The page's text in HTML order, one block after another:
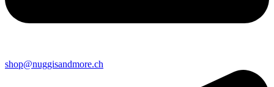
shop@nuggisandmore.ch